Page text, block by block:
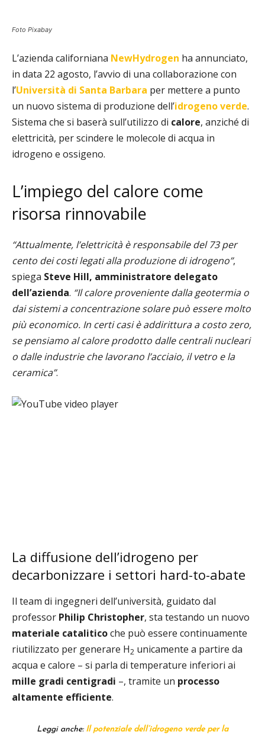
Foto Pixabay
L’azienda californiana NewHydrogen ha annunciato,
in data 22 agosto, l’avvio di una collaborazione con
l’Università di Santa Barbara per mettere a punto
un nuovo sistema di produzione dell’idrogeno verde.
Sistema che si baserà sull’utilizzo di calore, anziché di
elettricità, per scindere le molecole di acqua in
idrogeno e ossigeno.
L’impiego del calore come
risorsa rinnovabile
“Attualmente, l’elettricità è responsabile del 73 per
cento dei costi legati alla produzione di idrogeno”,
spiega Steve Hill, amministratore delegato
dell’azienda. “Il calore proveniente dalla geotermia o
dai sistemi a concentrazione solare può essere molto
più economico. In certi casi è addirittura a costo zero,
se pensiamo al calore prodotto dalle centrali nucleari
o dalle industrie che lavorano l’acciaio, il vetro e la
ceramica”.
La diffusione dell’idrogeno per
decarbonizzare i settori hard-to-abate
Il team di ingegneri dell’università, guidato dal
professor Philip Christopher, sta testando un nuovo
materiale cataliticoche può essere continuamente
riutilizzato per generare H2 unicamente a partire da
acqua e calore – si parla di temperature inferiori ai
mille gradi centigradi –, tramite un processo
altamente efficiente.
Leggi anche: Il potenziale dell’idrogeno verde per la